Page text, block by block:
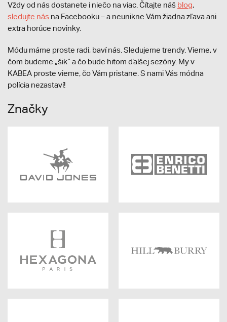
Vždy od nás dostanete i niečo na viac. Čítajte náš blog,
sledujte nás na Facebooku – a neunikne Vám žiadna zľava ani
extra horúce novinky.
Módu máme proste radi, baví nás. Sledujeme trendy. Vieme, v
čom budeme „šik“ a čo bude hitom ďalšej sezóny. My v
KABEA proste vieme, čo Vám pristane. S nami Vás módna
polícia nezastaví!
Značky